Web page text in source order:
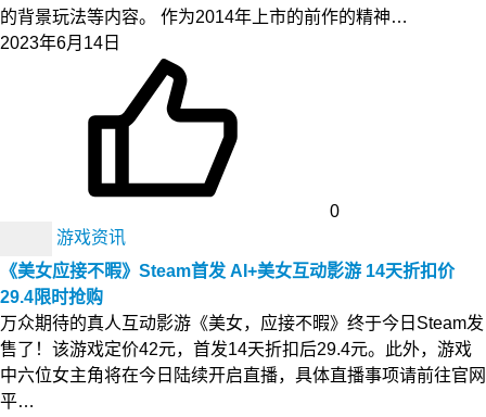
的背景玩法等内容。 作为2014年上市的前作的精神…
2023年6月14日
0
游戏资讯
《美女应接不暇》Steam首发 AI+美女互动影游 14天折扣价
29.4限时抢购
万众期待的真人互动影游《美女，应接不暇》终于今日Steam发
售了！该游戏定价42元，首发14天折扣后29.4元。此外，游戏
中六位女主角将在今日陆续开启直播，具体直播事项请前往官网
平…